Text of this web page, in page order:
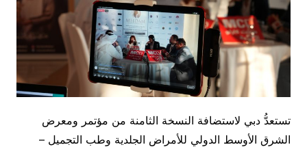
تستعدُّ دبي لاستضافة النسخة الثامنة من مؤتمر ومعرض
الشرق الأوسط الدولي للأمراض الجلدية وطب التجميل –